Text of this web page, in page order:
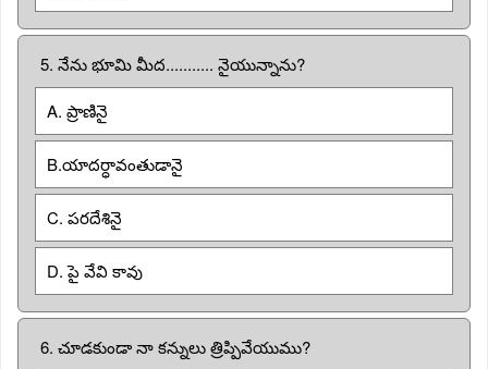
5. నేను భూమి మీద........... నైయున్నాను?
A. ప్రాణినై
B.యాదర్ధావంతుడానై
C. పరదేశినై
D. పై వేవి కావు
6. చూడకుండా నా కన్నులు త్రిప్పివేయుము?